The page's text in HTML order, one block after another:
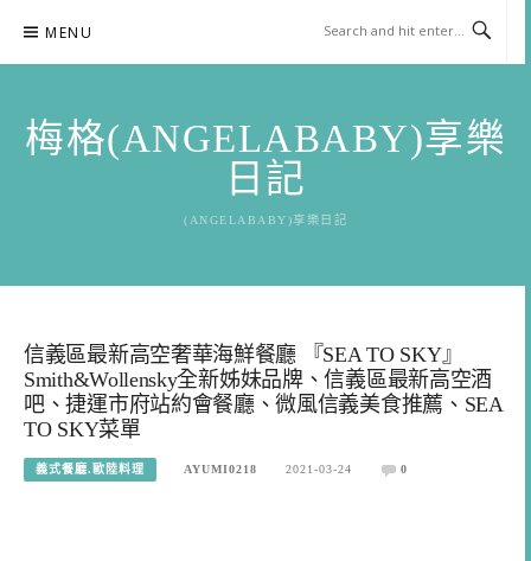
content
MENU
梅格(ANGELABABY)享樂
日記
(ANGELABABY)享樂日記
信義區最新高空奢華海鮮餐廳 『SEA TO SKY』
Smith&Wollensky全新姊妹品牌、信義區最新高空酒
吧、捷運市府站約會餐廳、微風信義美食推薦、SEA
TO SKY菜單
義式餐廳.歐陸料理 AYUMI0218 2021-03-24 0